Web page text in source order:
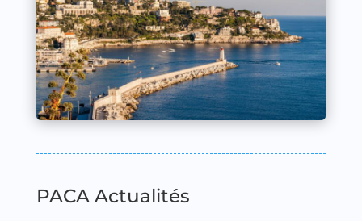
PACA Actualités